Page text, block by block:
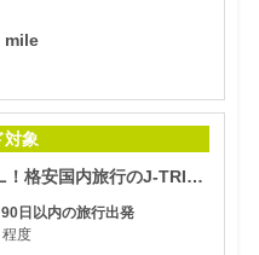
対象
ホテルが選べてフライトもJAL！格安国内旅行のJ-TRIP（ジェイトリップ）
日以内の旅行出発
度